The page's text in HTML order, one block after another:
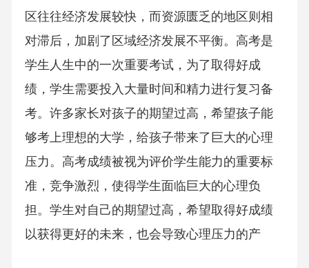
区往往经济发展较快，而资源匮乏的地区则相
对滞后，加剧了区域经济发展不平衡。高考是
学生人生中的一次重要考试，为了取得好成
绩，学生需要投入大量时间和精力进行复习备
考。许多家长对孩子的期望过高，希望孩子能
够考上理想的大学，给孩子带来了巨大的心理
压力。高考成绩被视为评价学生能力的重要标
准，竞争激烈，使得学生面临巨大的心理负
担。学生对自己的期望过高，希望取得好成绩
以获得更好的未来，也会导致心理压力的产